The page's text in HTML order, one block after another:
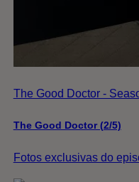
The Good Doctor -
The Good Doctor (2/5)
Fotos exclusivas do